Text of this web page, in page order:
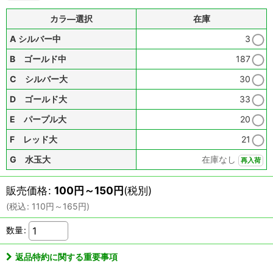
カラ―選択
在庫
A シルバー中
3
B ゴールド中
187
C シルバー大
30
D ゴールド大
33
E パープル大
20
F レッド大
21
G 水玉大
在庫なし 再入荷
販売価格: 100円～150円(税別)
(税込: 110円 ～165円)
数量:
返品特約に関する重要事項